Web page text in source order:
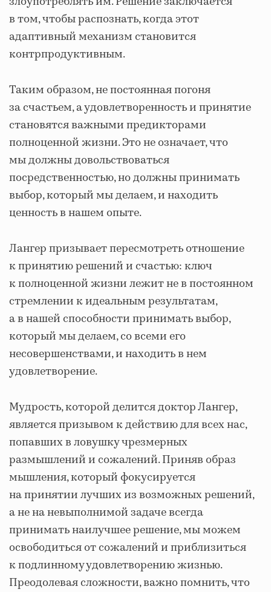
в том, чтобы распознать, когда этот
адаптивный механизм становится
контрпродуктивным.
Таким образом, не постоянная погоня
за счастьем, а удовлетворенность и принятие
становятся важными предикторами
полноценной жизни. Это не означает, что
мы должны довольствоваться
посредственностью, но должны принимать
выбор, который мы делаем, и находить
ценность в нашем опыте.
Лангер призывает пересмотреть отношение
к принятию решений и счастью: ключ
к полноценной жизни лежит не в постоянном
стремлении к идеальным результатам,
а в нашей способности принимать выбор,
который мы делаем, со всеми его
несовершенствами, и находить в нем
удовлетворение.
Мудрость, которой делится доктор Лангер,
является призывом к действию для всех нас,
попавших в ловушку чрезмерных
размышлений и сожалений. Приняв образ
мышления, который фокусируется
на принятии лучших из возможных решений,
а не на невыполнимой задаче всегда
принимать наилучшее решение, мы можем
освободиться от сожалений и приблизиться
к подлинному удовлетворению жизнью.
Преодолевая сложности, важно помнить, что